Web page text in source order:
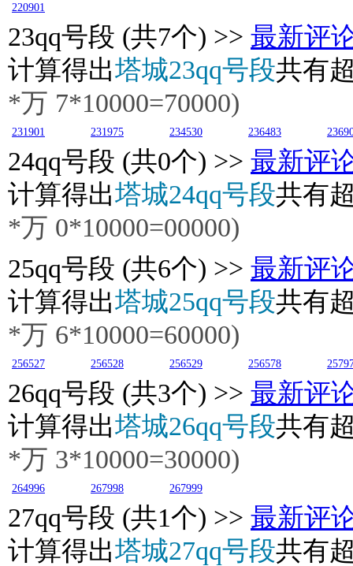
220901
23qq号段 (共7个) >> 最新评
计算得出塔城23qq号段共有
*万 7*10000=70000)
231901 231975 234530 236483
24qq号段 (共0个) >> 最新评
计算得出塔城24qq号段共有
*万 0*10000=00000)
25qq号段 (共6个) >> 最新评
计算得出塔城25qq号段共有
*万 6*10000=60000)
256527 256528 256529 256578
26qq号段 (共3个) >> 最新评
计算得出塔城26qq号段共有
*万 3*10000=30000)
264996 267998 267999
27qq号段 (共1个) >> 最新评
计算得出塔城27qq号段共有